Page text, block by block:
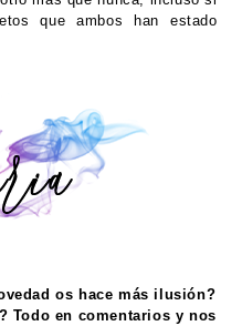
que ambos han estado
os hace más ilusión?
Todo en comentarios y nos